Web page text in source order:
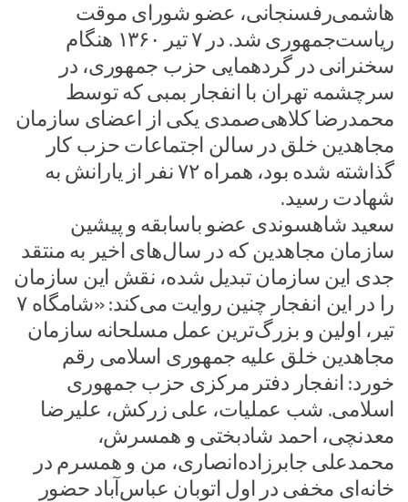
هاشمی‌رفسنجانی، عضو شورای موقت
ریاست‌جمهوری شد. در ۷ تیر ۱۳۶۰ هنگام
سخنرانی در گردهمایی حزب جمهوری، در
سرچشمه تهران با انفجار بمبی که توسط
محمدرضا کلاهی‌صمدی یکی از اعضای سازمان
مجاهدین خلق در سالن اجتماعات حزب کار
گذاشته شده بود، همراه ۷۲ نفر از یارانش به‌
شهادت رسید.
سعید شاهسوندی عضو باسابقه و پیشین
سازمان مجاهدین که در سال‌های اخیر به منتقد
جدی این سازمان تبدیل شده، نقش این سازمان
را در این انفجار چنین روایت می‌کند: «شامگاه ۷
تیر، اولین و بزرگ‌ترین عمل مسلحانه سازمان
مجاهدین خلق علیه جمهوری اسلامی رقم
خورد: انفجار دفتر مرکزی حزب جمهوری
اسلامی. شب عملیات، علی زرکش، علیرضا
معدنچی، احمد شادبختی و همسرش،
محمدعلی جابرزاده‌انصاری، من و همسرم در
خانه‌ای مخفی در اول اتوبان عباس‌آباد حضور